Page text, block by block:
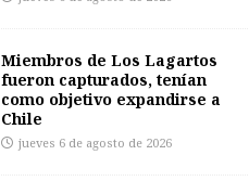
Miembros de Los Lagartos
fueron capturados, tenían
como objetivo expandirse a
Chile
jueves 6 de agosto de 2026